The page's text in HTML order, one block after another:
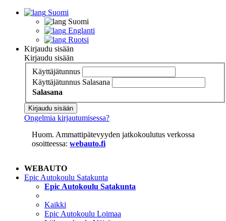
Suomi
Suomi
Englanti
Ruotsi
Kirjaudu sisään
Kirjaudu sisään
Käyttäjätunnus
Käyttäjätunnus Salasana
Salasana
Kirjaudu sisään
Ongelmia kirjautumisessa?
Huom. Ammattipätevyyden jatkokoulutus verkossa
osoitteessa: webauto.fi
WEBAUTO
Epic Autokoulu Satakunta
Epic Autokoulu Satakunta
Kaikki
Epic Autokoulu Loimaa